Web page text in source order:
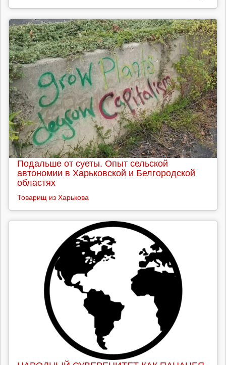
Подальше от суеты. Опыт сельской
автономии в Харьковской и Белгородской
областях
Товарищ из Харькова